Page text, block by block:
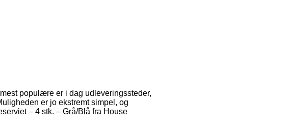
populære er i dag udleveringssteder,
er jo ekstremt simpel, og
– 4 stk. – Grå/Blå fra House